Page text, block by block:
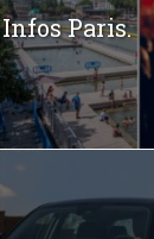
Infos Paris.